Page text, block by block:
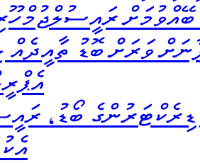
އިންތިޚާބު ބޭއްވުމަށް
ވަރަށް ބޮޑު ތާއީދެއް
20 އެޕްރީލް
ބޯޑު،